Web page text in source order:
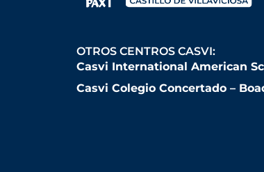
OTROS CENTROS CASVI:
Casvi International American
Casvi Colegio Concertado –